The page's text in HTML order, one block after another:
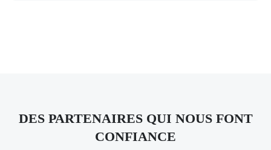
DES PARTENAIRES QUI NOUS FONT
CONFIANCE